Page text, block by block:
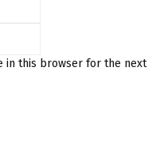
in this browser for the next